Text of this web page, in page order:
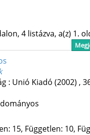
4 listázva, a(z) 1.
: Unió Kiadó (2002) ,
15, Független: 10,